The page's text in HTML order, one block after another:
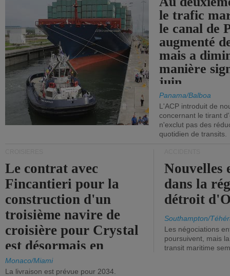
le trafic
le canal de
augmenté
mais a
manière
juin.
Panama/Balboa
L'ACP introduit de
concernant le tirant
n'exclut pas des
quotidien de transits.
Le contrat avec
Fincantieri pour la
construction d'un
troisième navire de
croisière pour Crystal
est désormais en
vigueur.
Monaco/Miami
La livraison est prévue pour 2034.
Nouvelles
dans la
détroit
Southampton/
Les négociations
poursuivent, mais
transit maritime